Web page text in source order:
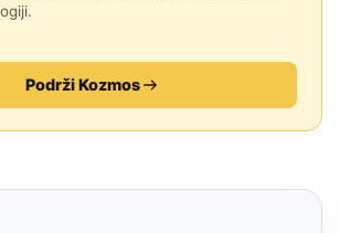
Podrži Kozmos